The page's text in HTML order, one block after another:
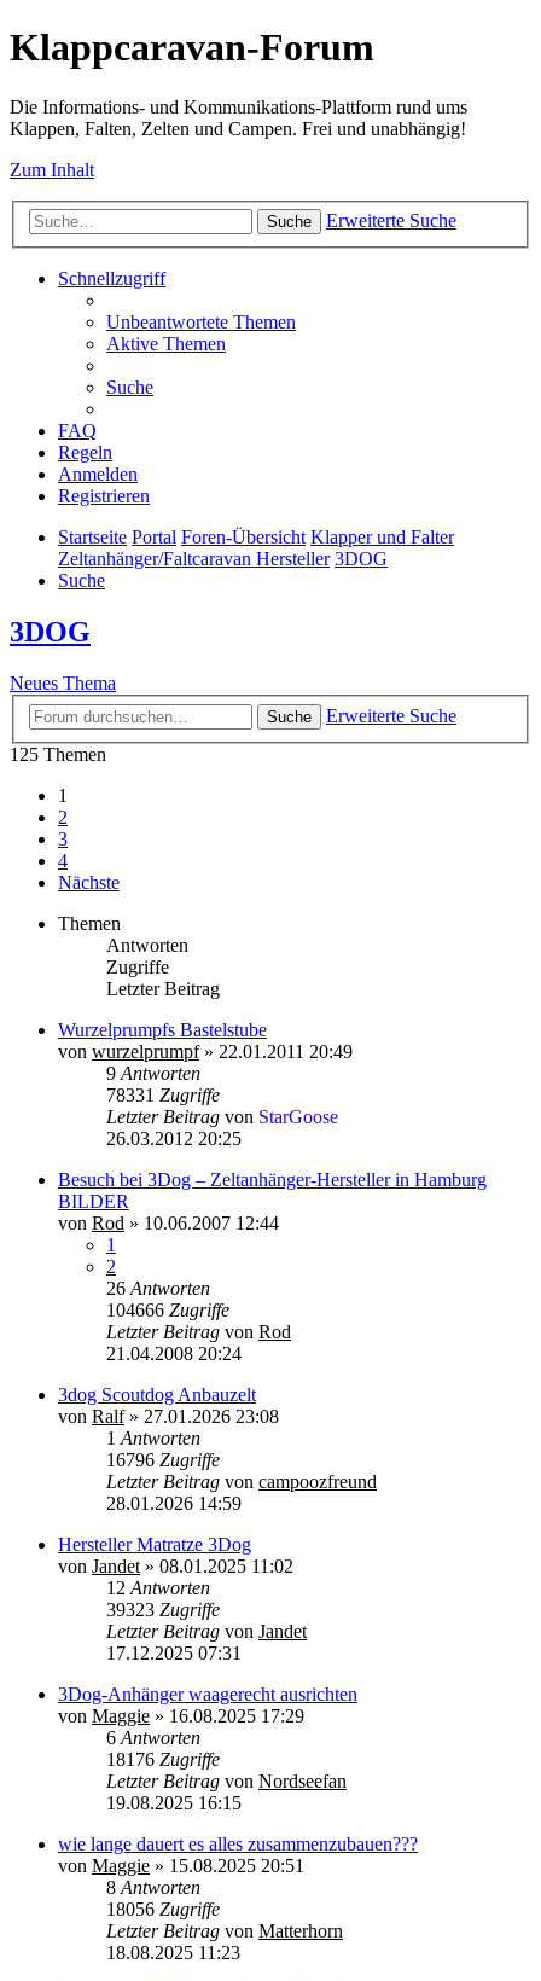
Klappcaravan-Forum
Die Informations- und Kommunikations-Plattform rund ums
Klappen, Falten, Zelten und Campen. Frei und unabhängig!
Zum Inhalt
Suche Erweiterte Suche
Schnellzugriff
Unbeantwortete Themen
Aktive Themen
Suche
FAQ
Regeln
Anmelden
Registrieren
Startseite Portal Foren-Übersicht Klapper und Falter
Zeltanhänger/Faltcaravan Hersteller 3DOG
Suche
3DOG
Neues Thema
Suche
Erweiterte Suche
125 Themen
1
2
3
4
Nächste
Themen
Antworten
Zugriffe
Letzter Beitrag
Wurzelprumpfs Bastelstube
von wurzelprumpf» 22.01.2011 20:49
9 Antworten
78331 Zugriffe
Letzter Beitrag von StarGoose
26.03.2012 20:25
Besuch bei 3Dog – Zeltanhänger-Hersteller in Hamburg
BILDER
von Rod » 10.06.2007 12:44
1
2
26 Antworten
104666 Zugriffe
Letzter Beitrag von Rod
21.04.2008 20:24
3dog Scoutdog Anbauzelt
von Ralf» 27.01.2026 23:08
1 Antworten
16796 Zugriffe
Letzter Beitrag von campoozfreund
28.01.2026 14:59
Hersteller Matratze 3Dog
von Jandet » 08.01.2025 11:02
12 Antworten
39323 Zugriffe
Letzter Beitrag von Jandet
17.12.2025 07:31
3Dog-Anhänger waagerecht ausrichten
von Maggie » 16.08.2025 17:29
6 Antworten
18176 Zugriffe
Letzter Beitrag von Nordseefan
19.08.2025 16:15
wie lange dauert es alles zusammenzubauen???
von Maggie » 15.08.2025 20:51
8 Antworten
18056 Zugriffe
Letzter Beitrag von Matterhorn
18.08.2025 11:23